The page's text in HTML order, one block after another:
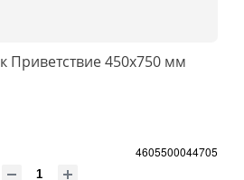
Приветствие 450х750 мм
4605500044705